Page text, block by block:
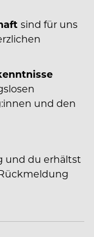
sind für uns
und den
und du erhältst